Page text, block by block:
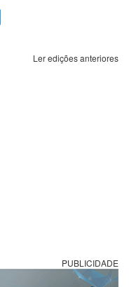
Ler edições anteriores
PUBLICIDADE